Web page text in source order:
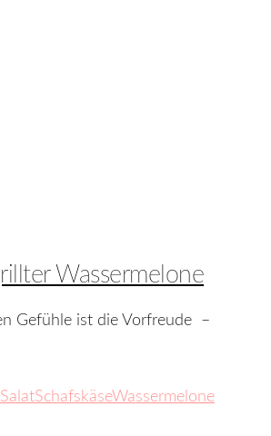
Wassermelone
Gefühle ist die Vorfreude –
SalatSchafskäseWassermelone